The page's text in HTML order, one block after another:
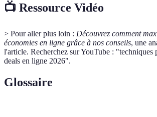
📺 Ressource Vidéo
> Pour aller plus loin : Découvrez comment
économies en ligne grâce à nos conseils, une
l'article. Recherchez sur YouTube : "techniques
deals en ligne 2026".
Glossaire